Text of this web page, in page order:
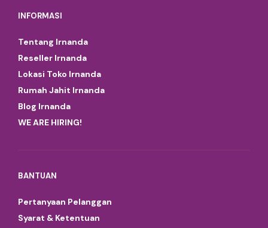
INFORMASI
Tentang Irnanda
Reseller Irnanda
Lokasi Toko Irnanda
Rumah Jahit Irnanda
Blog Irnanda
WE ARE HIRING!
BANTUAN
Pertanyaan Pelanggan
Syarat & Ketentuan